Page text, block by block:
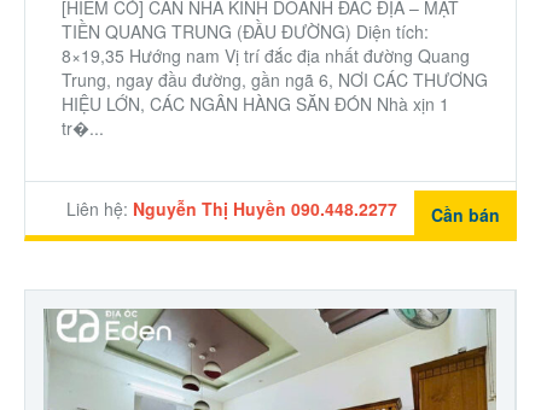
[HIẾM CÓ] CĂN NHÀ KINH DOANH ĐẮC ĐỊA – MẶT
TIỀN QUANG TRUNG (ĐẦU ĐƯỜNG) Diện tích:
8×19,35 Hướng nam Vị trí đắc địa nhất đường Quang
Trung, ngay đầu đường, gần ngã 6, NƠI CÁC THƯƠNG
HIỆU LỚN, CÁC NGÂN HÀNG SĂN ĐÓN Nhà xịn 1
tr�...
Liên hệ: Nguyễn Thị Huyền 090.448.2277 Cần bán